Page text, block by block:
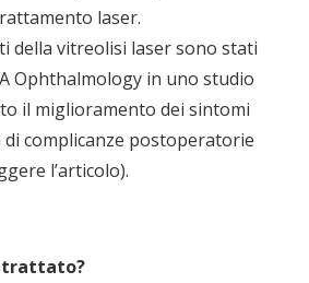
laser.
della vitreolisi laser sono stati
Ophthalmology in uno studio
il miglioramento dei sintomi
di complicanze postoperatorie
l’articolo).
trattato?